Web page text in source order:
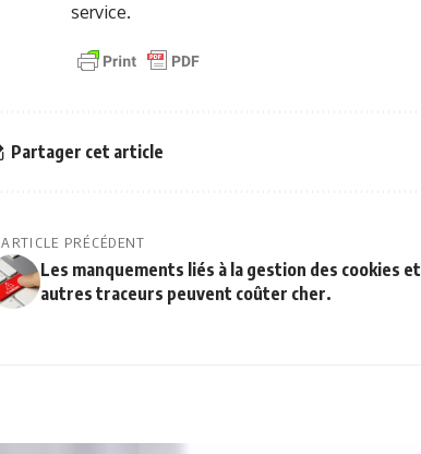
service.
Partager cet article
ARTICLE PRÉCÉDENT
Les manquements liés à la gestion des cookies et
autres traceurs peuvent coûter cher.